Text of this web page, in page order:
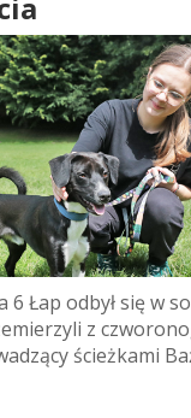
6 Łap odbył się w
z
ścieżkami